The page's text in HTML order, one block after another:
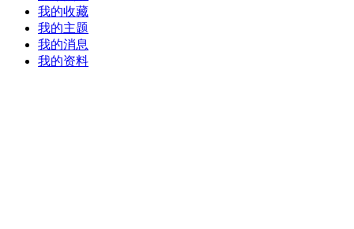
我的收藏
我的主题
我的消息
我的资料